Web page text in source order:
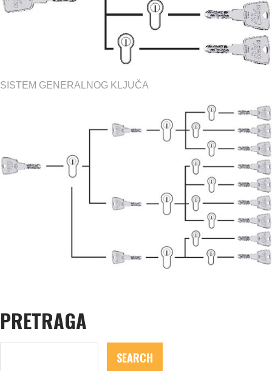
SISTEM GENERALNOG KLJUČA
PRETRAGA